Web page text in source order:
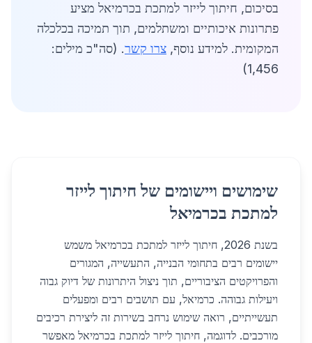
בסיכום, חיתוך לייזר למתכת בכרמיאל מציע
פתרונות איכותיים ומשתלמים, תוך תמיכה בכלכלה
המקומית. למידע נוסף, צרו קשר. (סה"כ מילים:
1,456)
שימושים ויישומים של חיתוך לייזר
למתכת בכרמיאל
בשנת 2026, חיתוך לייזר למתכת בכרמיאל משמש
יישומים רבים בתחומי הבנייה, התעשייה, המגורים
והפרויקטים הציבוריים, תוך ניצול היתרונות של דיוק גבוה
ויעילות גבוהה. כרמיאל, עם תושבים רבים ומפעלים
תעשייתיים, רואה שימוש נרחב בשירות זה ליצירת רכיבים
מורכבים. לדוגמה, חיתוך לייזר למתכת בכרמיאל מאפשר